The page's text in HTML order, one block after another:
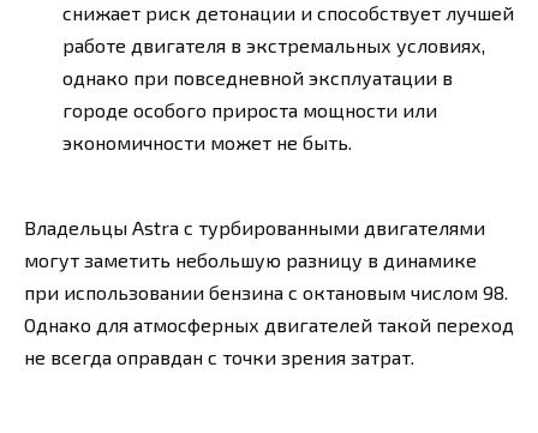
снижает риск детонации и способствует лучшей
работе двигателя в экстремальных условиях,
однако при повседневной эксплуатации в
городе особого прироста мощности или
экономичности может не быть.
Владельцы Astra с турбированными двигателями
могут заметить небольшую разницу в динамике
при использовании бензина с октановым числом 98.
Однако для атмосферных двигателей такой переход
не всегда оправдан с точки зрения затрат.